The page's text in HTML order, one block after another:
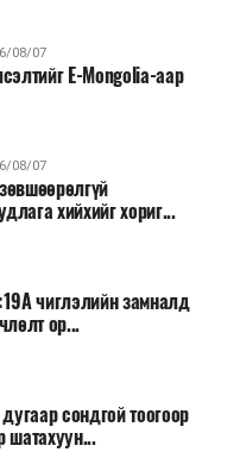
08/07
E-Mongolia-аар
08/07
хийхийг хориг...
чиглэлийн замналд
ор...
сондгой тоогоор
шатахуун...